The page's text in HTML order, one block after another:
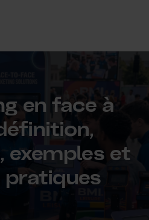
en face à
exemples et
pratiques